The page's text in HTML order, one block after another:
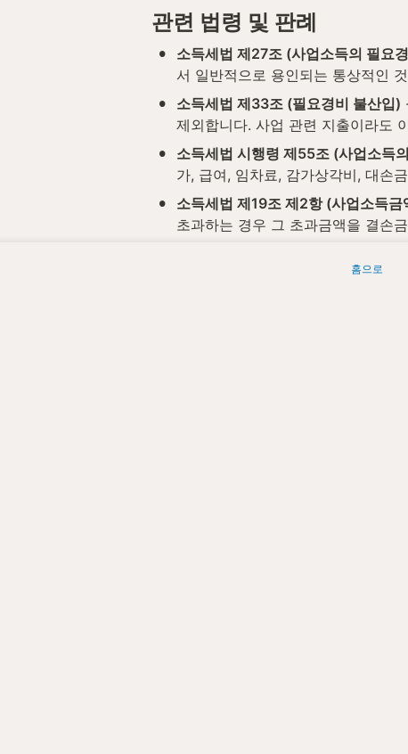
관련 법령 및 판례
• 소득세법 제27조 (사업소득의 필요
서 일반적으로 용인되는 통상적인
• 소득세법 제33조 (필요경비 불산입)
제외합니다. 사업 관련 지출이라도
• 소득세법 시행령 제55조 (사업소득
가, 급여, 임차료, 감가상각비, 대손
• 소득세법 제19조 제2항 (사업소득금
초과하는 경우 그 초과금액을 결손
홈으로